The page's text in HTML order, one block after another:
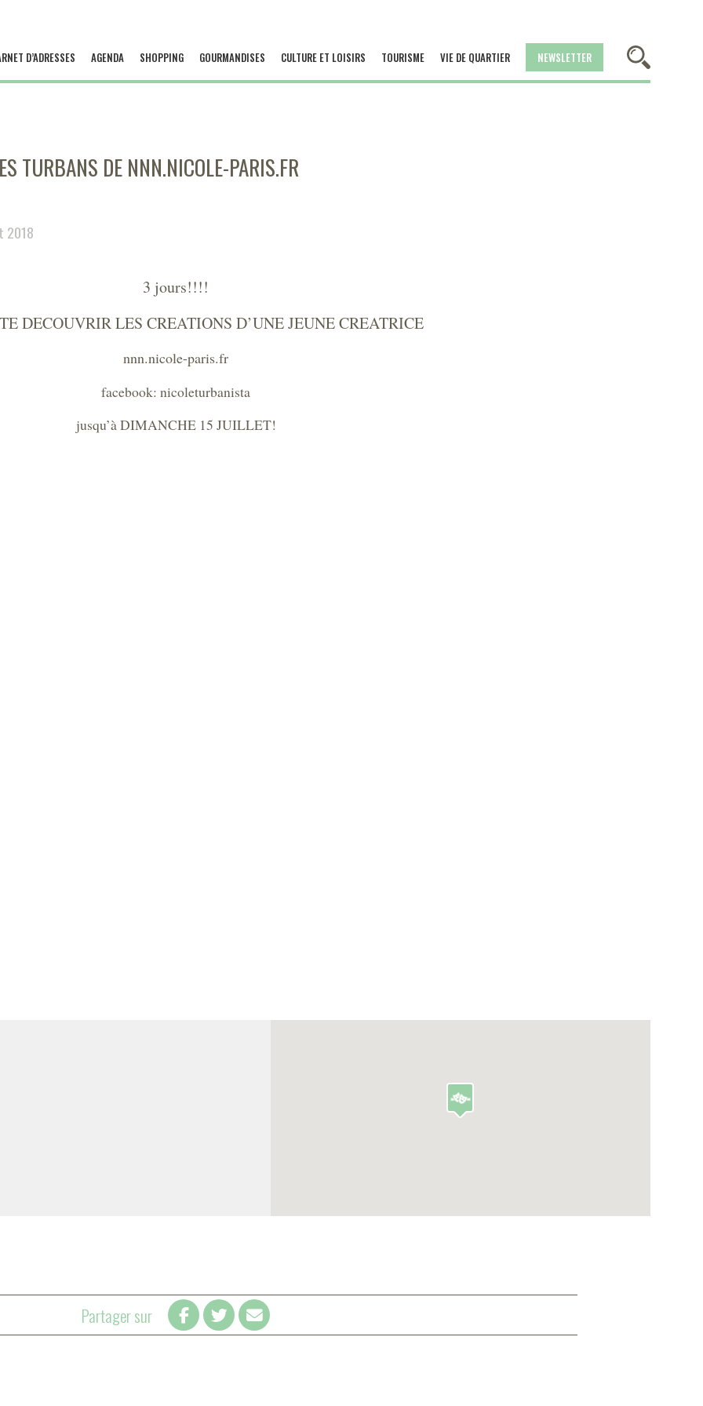
D’ADRESSES AGENDA SHOPPING GOURMANDISES CULTURE ET LOISIRS TOURISME VIE DE QUARTIER NEWSLETTER
TURBANS DE NNN.NICOLE-PARIS.FR
2018
3 jours!!!!
DECOUVRIR LES CREATIONS D’UNE JEUNE CREATRICE
nnn.nicole-paris.fr
facebook: nicoleturbanista
jusqu’à DIMANCHE 15 JUILLET!
Partager sur